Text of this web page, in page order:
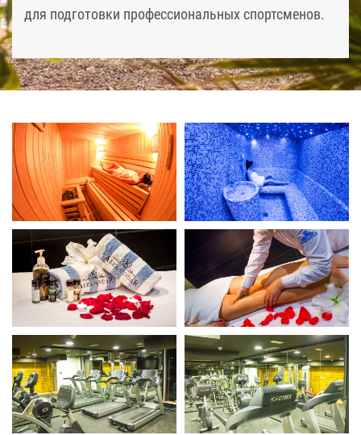
для подготовки профессиональных спортсменов.